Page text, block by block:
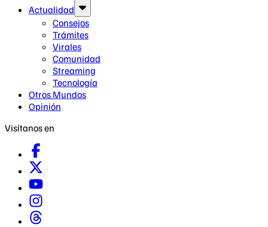
Actualidad
Consejos
Trámites
Virales
Comunidad
Streaming
Tecnología
Otros Mundos
Opinión
Visítanos en